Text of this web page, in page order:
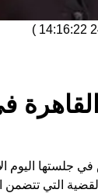
)
جلستها اليوم